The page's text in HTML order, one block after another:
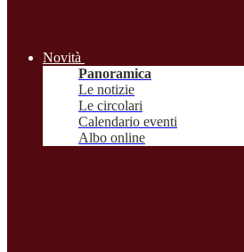
Novità
Panoramica
Le notizie
Le circolari
Calendario eventi
Albo online